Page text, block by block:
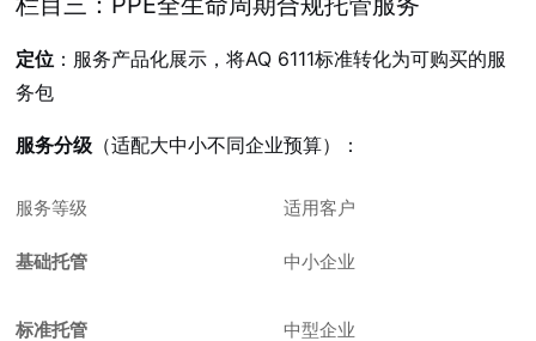
定位 ：服务产品化展示，将AQ 6111标准转化为可购买的服
务包
服务分级 （适配大中小不同企业预算）：
服务等级 适用客户
基础托管 中小企业
标准托管 中型企业